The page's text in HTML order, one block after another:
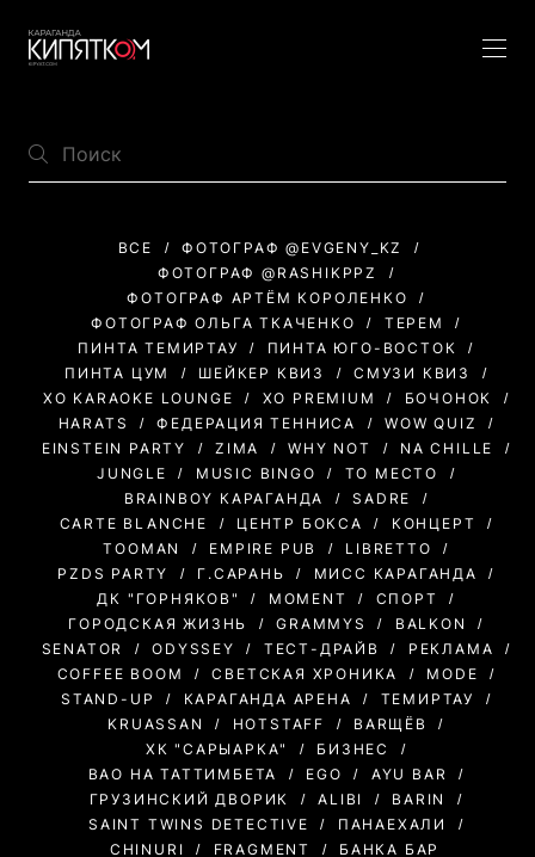
ВСЕ
ФОТОГРАФ @EVGENY_KZ
ФОТОГРАФ @RASHIKPPZ
ФОТОГРАФ АРТЁМ КОРОЛЕНКО
ФОТОГРАФ ОЛЬГА ТКАЧЕНКО
ТЕРЕМ
ПИНТА ТЕМИРТАУ
ПИНТА ЮГО-ВОСТОК
ПИНТА ЦУМ
ШЕЙКЕР КВИЗ
СМУЗИ КВИЗ
XO KARAOKE LOUNGE
XO PREMIUM
БОЧОНОК
HARATS
ФЕДЕРАЦИЯ ТЕННИСА
WOW QUIZ
EINSTEIN PARTY
ZIMA WHY NOT
NA CHILLE
JUNGLE
MUSIC BINGO
ТО МЕСТО
BRAINBOY КАРАГАНДА
SADRE
CARTE BLANCHE
ЦЕНТР БОКСА
КОНЦЕРТ
TOOMAN
EMPIRE PUB
LIBRETTO
PZDS PARTY
Г.САРАНЬ
МИСС КАРАГАНДА
ДК "ГОРНЯКОВ"
MOMENT
СПОРТ
ГОРОДСКАЯ ЖИЗНЬ
GRAMMYS
BALKON
SENATOR
ODYSSEY ТЕСТ-ДРАЙВ
РЕКЛАМА
COFFEE BOOM
СВЕТСКАЯ ХРОНИКА
MODE
STAND-UP
КАРАГАНДА АРЕНА
ТЕМИРТАУ
KRUASSAN
HOTSTAFF
BARЩЁВ
ХК "САРЫАРКА"
БИЗНЕС
BAO НА ТАТТИМБЕТА
EGO
AYU BAR
ГРУЗИНСКИЙ ДВОРИК
ALIBI
BARIN
SAINT TWINS DETECTIVE
ПАНАЕХАЛИ
CHINURI
FRAGMENT БАНКА БАР